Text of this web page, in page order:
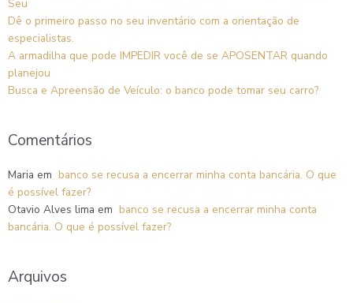
Seu
Dê o primeiro passo no seu inventário com a orientação de
especialistas.
A armadilha que pode IMPEDIR você de se APOSENTAR quando
planejou
Busca e Apreensão de Veículo: o banco pode tomar seu carro?
Comentários
Maria em banco se recusa a encerrar minha conta bancária. O que
é possível fazer?
Otavio Alves lima em banco se recusa a encerrar minha conta
bancária. O que é possível fazer?
Arquivos